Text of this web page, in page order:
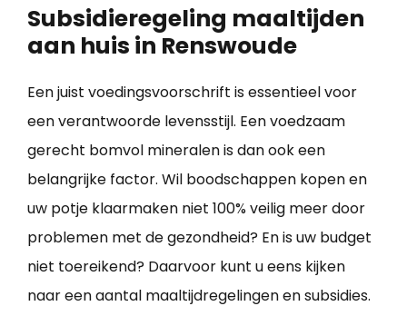
Subsidieregeling maaltijden
aan huis in Renswoude
Een juist voedingsvoorschrift is essentieel voor
een verantwoorde levensstijl. Een voedzaam
gerecht bomvol mineralen is dan ook een
belangrijke factor. Wil boodschappen kopen en
uw potje klaarmaken niet 100% veilig meer door
problemen met de gezondheid? En is uw budget
niet toereikend? Daarvoor kunt u eens kijken
naar een aantal maaltijdregelingen en subsidies.